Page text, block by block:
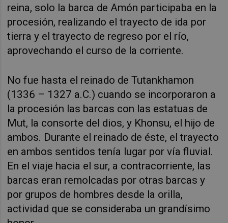
reina, solo la barca de Amón participaba en la
procesión, realizando el trayecto de ida por
tierra y el trayecto de regreso por el río,
aprovechando el curso de la corriente.
No fue hasta el reinado de Tutankhamon
(1336 – 1327 a.C.) cuando se incorporaron a
la procesión las barcas con las estatuas de
Mut, la consorte del dios, y Khonsu, el hijo de
ambos. Durante el reinado de éste, el trayecto
en ambos sentidos tenía lugar por vía fluvial.
En el viaje hacia el sur, a contracorriente, las
barcas eran remolcadas por otras barcas y
por grupos de hombres desde la orilla,
actividad que se consideraba un grandísimo